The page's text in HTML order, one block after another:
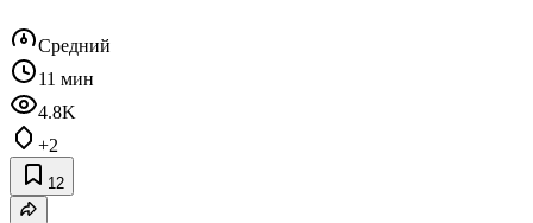
Средний
11 мин
4.8K
+2
12